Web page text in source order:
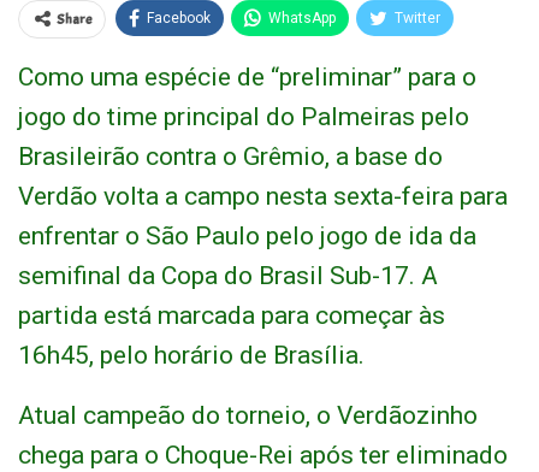
Share Facebook WhatsApp Twitter
Como uma espécie de “preliminar” para o
jogo do time principal do Palmeiras pelo
Brasileirão contra o Grêmio, a base do
Verdão volta a campo nesta sexta-feira para
enfrentar o São Paulo pelo jogo de ida da
semifinal da Copa do Brasil Sub-17. A
partida está marcada para começar às
16h45, pelo horário de Brasília.
Atual campeão do torneio, o Verdãozinho
chega para o Choque-Rei após ter eliminado